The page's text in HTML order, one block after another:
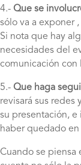
4.- Que se
sólo va a exponer
Si nota que hay
necesidades del
comunicación con
5.- Que haga
revisará sus redes
su presentación,
haber quedado en
Cuando se piensa